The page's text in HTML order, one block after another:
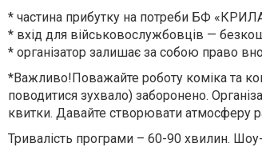
* частина прибутку на потреби БФ
* вхід для військовослужбовців —
* організатор залишає за собою право
*Важливо!Поважайте роботу коміка та
поводитися зухвало) заборонено.
квитки. Давайте створювати атмосферу
Тривалість програми – 60-90 хвилин.